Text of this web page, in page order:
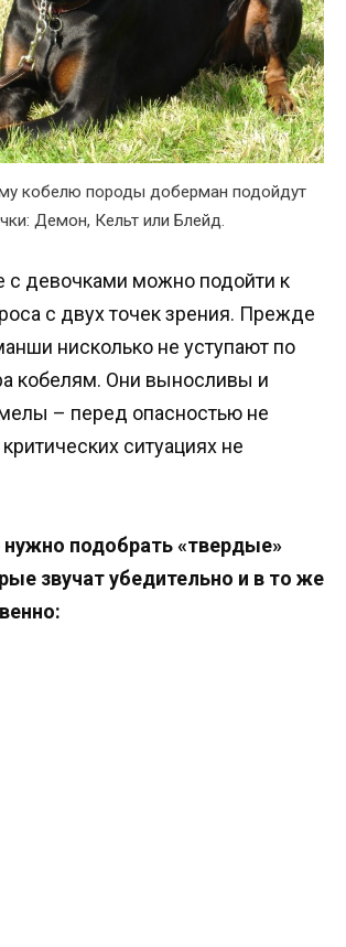
кобелю породы доберман подойдут
Демон, Кельт или Блейд.
с девочками можно подойти к
с двух точек зрения. Прежде
нисколько не уступают по
кобелям. Они выносливы и
– перед опасностью не
ситуациях не
нужно подобрать «твердые»
звучат убедительно и в то же